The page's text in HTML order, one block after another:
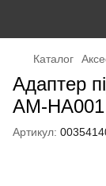
Каталог
Адаптер
AM-HA001
Артикул: